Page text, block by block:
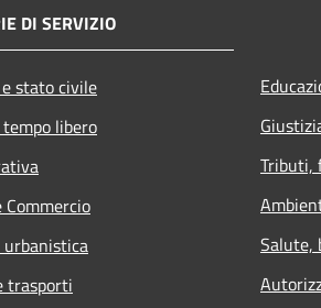
DI SERVIZIO
stato civile
libero
Commercio
urbanistica
trasporti
Tributi,
Salute,